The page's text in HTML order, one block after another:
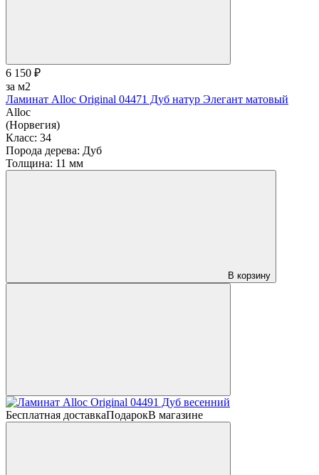
6 150 ₽
за м2
Ламинат Alloc Original 04471 Дуб натур Элегант матовый
Alloc
(Норвегия)
Класс: 34
Порода дерева: Дуб
Толщина: 11 мм
В корзину
Бесплатная доставкаПодарокВ магазине